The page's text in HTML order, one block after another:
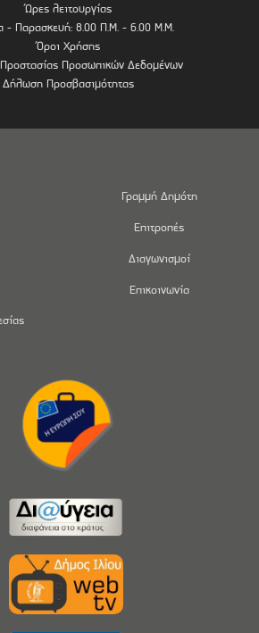
Ώρες λειτουργίας
- Παρασκευή: 8.00 Π.Μ. - 6.00 Μ.Μ.
Όροι Χρήσης
Προστασίας Προσωπικών Δεδομένων
Δήλωση Προσβασιμότητας
Γραμμή Δημότη
Επιτροπές
Διαγωνισμοί
Επικοινωνία